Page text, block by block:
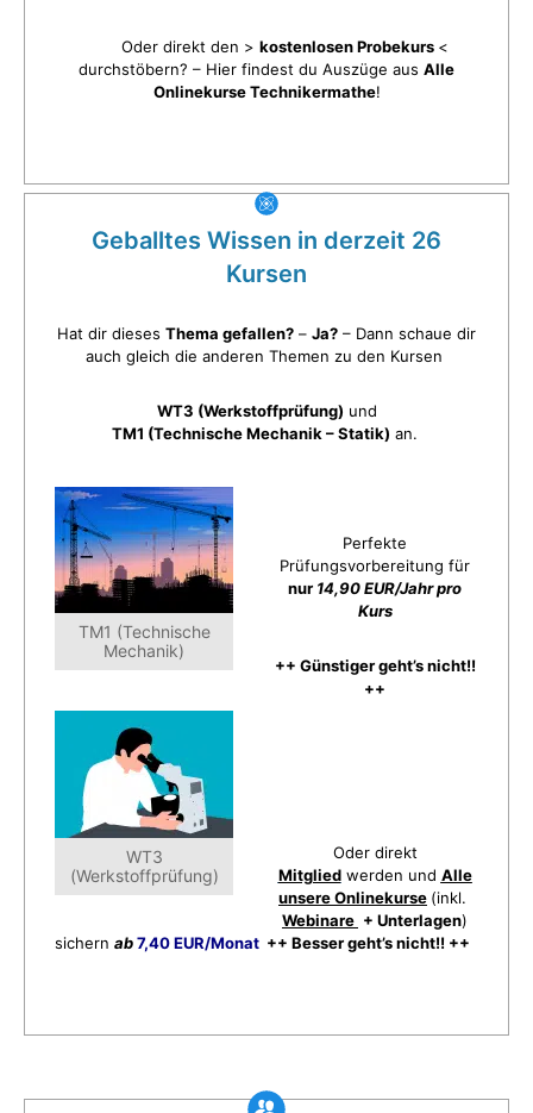
Oder direkt den > kostenlosen Probekurs <
durchstöbern? – Hier findest du Auszüge aus Alle
Onlinekurse Technikermathe!
Geballtes Wissen in derzeit 26
Kursen
Hat dir dieses Thema gefallen? – Ja? – Dann schaue dir
auch gleich die anderen Themen zu den Kursen
WT3 (Werkstoffprüfung) und
TM1 (Technische Mechanik – Statik) an.
TM1 (Technische
Mechanik)
WT3
(Werkstoffprüfung)
Perfekte
Prüfungsvorbereitung für
nur 14,90 EUR/Jahr pro
Kurs
++ Günstiger geht’s nicht!!
++
Oder direkt
Mitgliedwerden und Alle
unsere Onlinekurse (inkl.
Webinare + Unterlagen)
sichern ab7,40 EUR/Monat ++ Besser geht’s nicht!! ++